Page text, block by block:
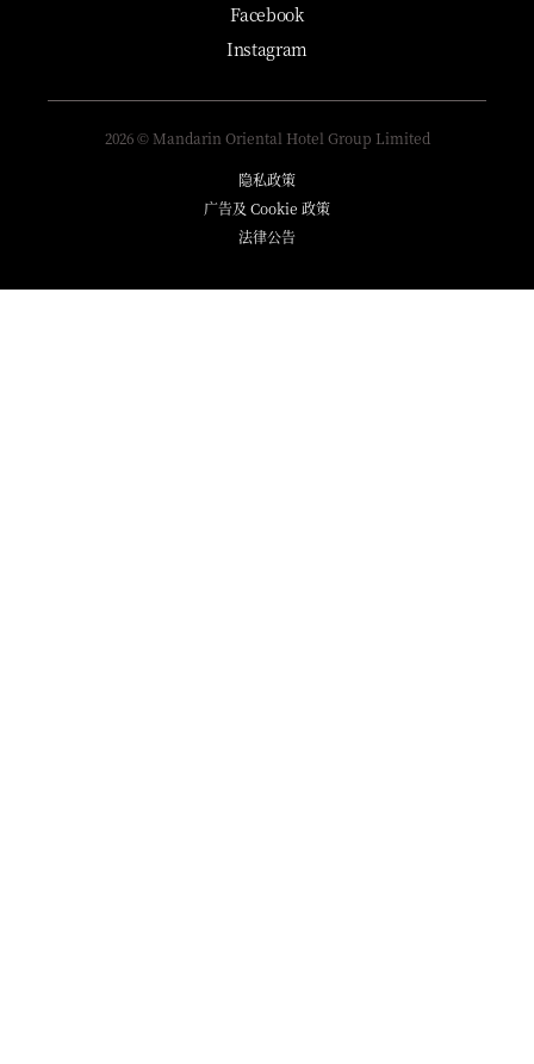
Facebook
Instagram
2026 © Mandarin Oriental Hotel Group Limited
隐私政策
广告及 Cookie 政策
法律公告